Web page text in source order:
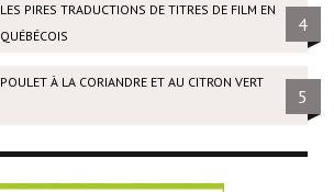
LES PIRES TRADUCTIONS DE TITRES DE FILM EN
QUÉBÉCOIS
4
POULET À LA CORIANDRE ET AU CITRON VERT
5